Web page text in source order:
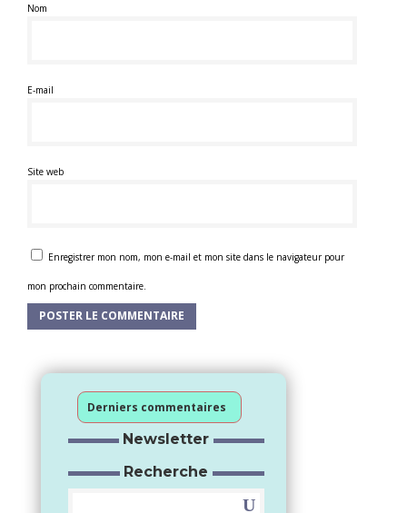
Nom
E-mail
Site web
Enregistrer mon nom, mon e-mail et mon site dans le navigateur pour
mon prochain commentaire.
Derniers commentaires
Newsletter
Recherche